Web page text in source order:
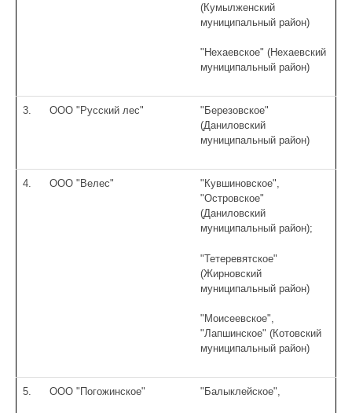
(Кумылженский
муниципальный район)
"Нехаевское" (Нехаевский
муниципальный район)
3. ООО "Русский лес"
"Березовское"
(Даниловский
муниципальный район)
4. ООО "Велес"
"Кувшиновское",
"Островское"
(Даниловский
муниципальный район);
"Тетеревятское"
(Жирновский
муниципальный район)
"Моисеевское",
"Лапшинское" (Котовский
муниципальный район)
5. ООО "Погожинское" "Балыклейское",